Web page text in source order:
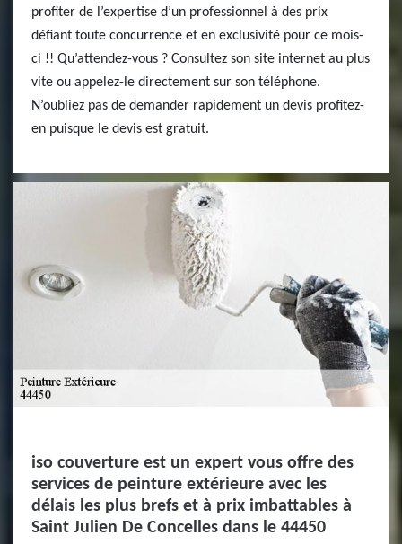
profiter de l’expertise d’un professionnel à des prix
défiant toute concurrence et en exclusivité pour ce mois-
ci !! Qu’attendez-vous ? Consultez son site internet au plus
vite ou appelez-le directement sur son téléphone.
N’oubliez pas de demander rapidement un devis profitez-
en puisque le devis est gratuit.
iso couverture est un expert vous offre des
services de peinture extérieure avec les
délais les plus brefs et à prix imbattables à
Saint Julien De Concelles dans le 44450